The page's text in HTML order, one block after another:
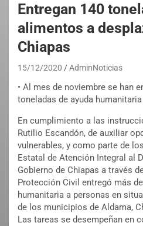
Entregan 140
alimentos a
Chiapas
15/12/2020 AdminNoticias
• Al mes de noviembre se han
toneladas de ayuda humanitaria
En cumplimiento a las
Rutilio Escandón, de auxiliar
vulnerables, y como parte de
Estatal de Atención Integral al
Gobierno de Chiapas a través
Protección Civil entregó más
humanitaria a personas en
de los municipios de Aldama,
Las tareas se desempeñan en